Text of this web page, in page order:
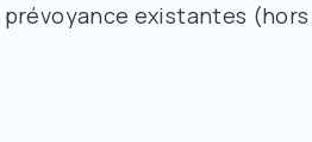
prévoyance existantes